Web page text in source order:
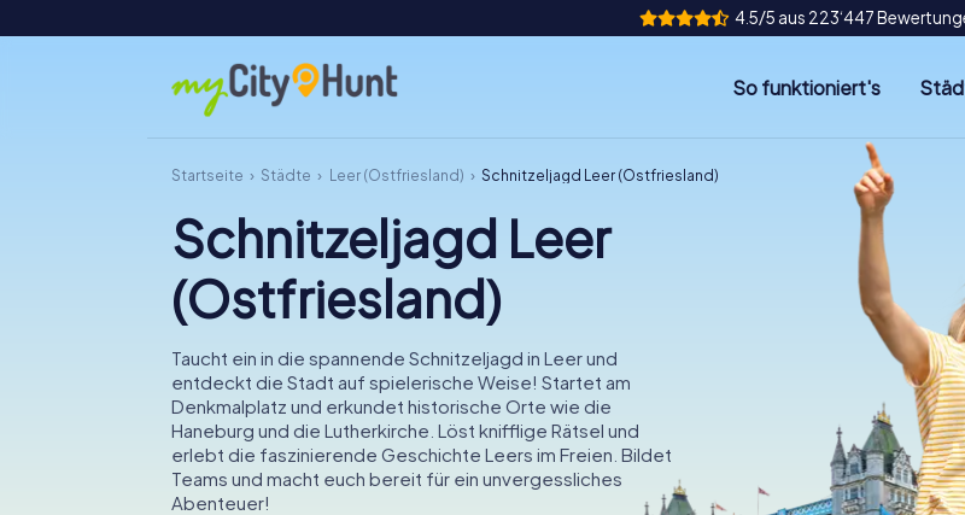
4.5/5 aus 223‘447
So funktioniert's
Startseite Städte Leer (Ostfriesland) Schnitzeljagd Leer (Ostfriesland)
Schnitzeljagd Leer
(Ostfriesland)
Taucht ein in die spannende Schnitzeljagd in Leer und
entdeckt die Stadt auf spielerische Weise! Startet am
Denkmalplatz und erkundet historische Orte wie die
Haneburg und die Lutherkirche. Löst knifflige Rätsel und
erlebt die faszinierende Geschichte Leers im Freien. Bildet
Teams und macht euch bereit für ein unvergessliches
Abenteuer!